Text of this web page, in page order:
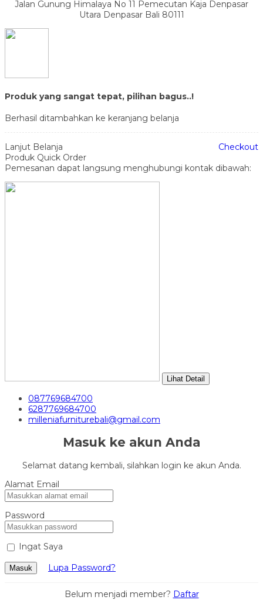
Jalan Gunung Himalaya No 11 Pemecutan Kaja Denpasar
Utara Denpasar Bali 80111
Produk yang sangat tepat, pilihan bagus..!
Berhasil ditambahkan ke keranjang belanja
Lanjut Belanja
Checkout
Produk Quick Order
Pemesanan dapat langsung menghubungi kontak dibawah:
Lihat Detail
087769684700
6287769684700
milleniafurniturebali@gmail.com
Masuk ke akun Anda
Selamat datang kembali, silahkan login ke akun Anda.
Alamat Email
Password
Ingat Saya
Masuk Lupa Password?
Belum menjadi member? Daftar